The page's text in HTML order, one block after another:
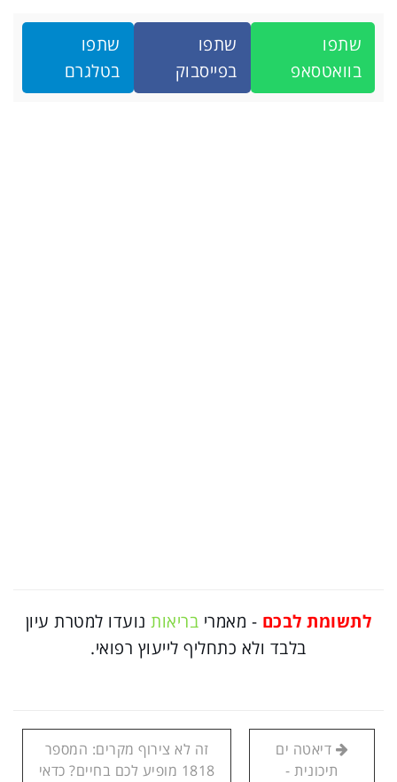
שתפו
בוואטסאפ
שתפו
בפייסבוק
שתפו
בטלגרם
לתשומת לבכם - מאמרי בריאותנועדו למטרת עיון
בלבד ולא כתחליף לייעוץ רפואי.
דיאטה ים
תיכונית -
זה לא צירוף מקרים: המספר
1818 מופיע לכם בחיים? כדאי